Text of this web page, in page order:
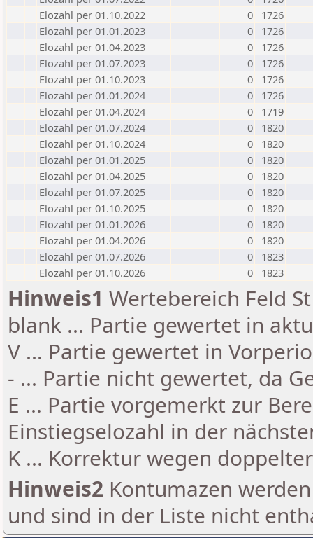
Elozahl per 01.10.2022
0
1726
Elozahl per 01.01.2023
0
1726
Elozahl per 01.04.2023
0
1726
Elozahl per 01.07.2023
0
1726
Elozahl per 01.10.2023
0
1726
Elozahl per 01.01.2024
0
1726
Elozahl per 01.04.2024
0
1719
Elozahl per 01.07.2024
0
1820
Elozahl per 01.10.2024
0
1820
Elozahl per 01.01.2025
0
1820
Elozahl per 01.04.2025
0
1820
Elozahl per 01.07.2025
0
1820
Elozahl per 01.10.2025
0
1820
Elozahl per 01.01.2026
0
1820
Elozahl per 01.04.2026
0
1820
Elozahl per 01.07.2026
0
1823
Elozahl per 01.10.2026
0 1823
Hinweis1 Wertebereich Feld
blank ... Partie gewertet in
V ... Partie gewertet in
- ... Partie nicht gewertet, da
E ... Partie vorgemerkt zur
Einstiegselozahl in der
K ... Korrektur wegen
Hinweis2 Kontumazen
und sind in der Liste nicht